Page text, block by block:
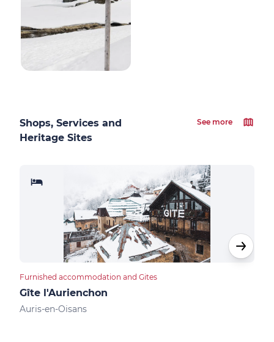
Shops, Services and
Heritage Sites
See more
Furnished accommodation and Gites
Gîte l'Aurienchon
Auris-en-Oisans